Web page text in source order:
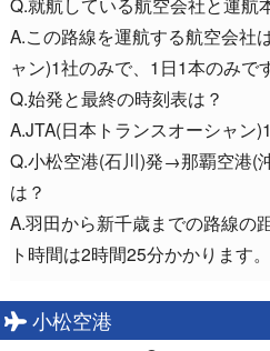
A.この路線を運航する航空会社
ャン)1社のみで、1日1本のみです
Q.始発と最終の時刻表は？
A.JTA(日本トランスオーシャン
Q.小松空港(石川)発→那覇空港(
は？
A.羽田から新千歳までの路線の
ト時間は2時間25分かかります。
小松空港